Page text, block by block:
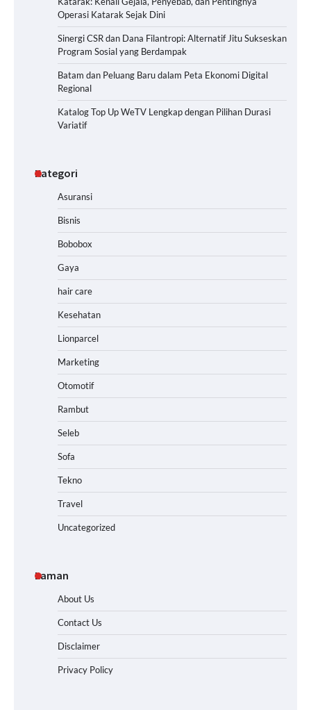
Operasi Katarak Sejak Dini
Sinergi CSR dan Dana Filantropi: Alternatif Jitu Sukseskan
Program Sosial yang Berdampak
Batam dan Peluang Baru dalam Peta Ekonomi Digital
Regional
Katalog Top Up WeTV Lengkap dengan Pilihan Durasi
Variatif
Kategori
Asuransi
Bisnis
Bobobox
Gaya
hair care
Kesehatan
Lionparcel
Marketing
Otomotif
Rambut
Seleb
Sofa
Tekno
Travel
Uncategorized
Laman
About Us
Contact Us
Disclaimer
Privacy Policy